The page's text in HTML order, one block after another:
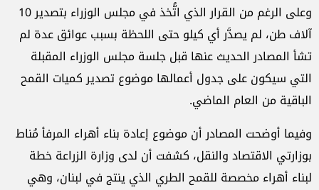
وعلى الرغم من القرار الذي اتُّخذ في مجلس الوزراء بتصدير 10
آلاف طن، لم يصدَّر أي كيلو حتى اللحظة بسبب عوائق عدة لم
تشأ المصادر الحديث عنها قبل جلسة مجلس الوزراء المقبلة
التي سيكون على جدول أعمالها موضوع تصدير كميات القمح
الباقية من العام الماضي.
وفيما أوضحت المصادر أن موضوع إعادة بناء أهراء المرفأ مُناط
بوزارتي الاقتصاد والنقل، كشفت أن لدى وزارة الزراعة خطة
لبناء أهراء مخصصة للقمح الطري الذي ينتج في لبنان، وهي